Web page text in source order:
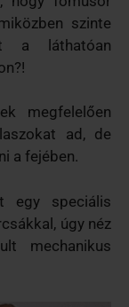
szinte
a láthatóan
megfelelően
ad, de
a fejében.
egy speciális
úgy néz
mechanikus